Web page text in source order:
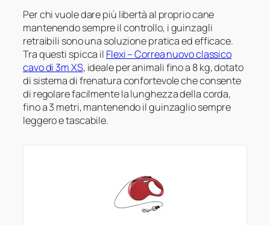
Per chi vuole dare più libertà al proprio cane
mantenendo sempre il controllo, i guinzagli
retraibili sono una soluzione pratica ed efficace.
Tra questi spicca il Flexi – Correa nuovo classico
cavo di 3m XS, ideale per animali fino a 8 kg, dotato
di sistema di frenatura confortevole che consente
di regolare facilmente la lunghezza della corda,
fino a 3 metri, mantenendo il guinzaglio sempre
leggero e tascabile.